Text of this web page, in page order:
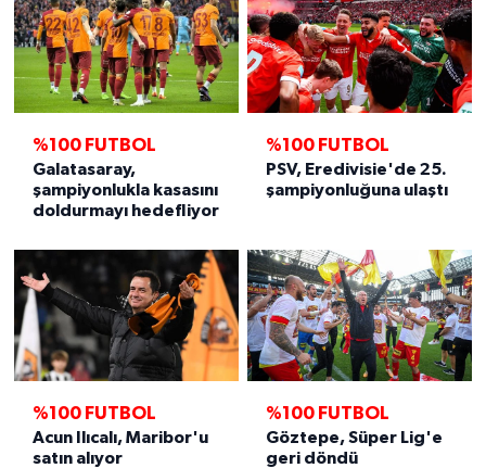
%100 FUTBOL
Galatasaray,
şampiyonlukla kasasını
doldurmayı hedefliyor
%100 FUTBOL
PSV, Eredivisie'de 25.
şampiyonluğuna ulaştı
%100 FUTBOL
Acun Ilıcalı, Maribor'u
satın alıyor
%100 FUTBOL
Göztepe, Süper Lig'e
geri döndü